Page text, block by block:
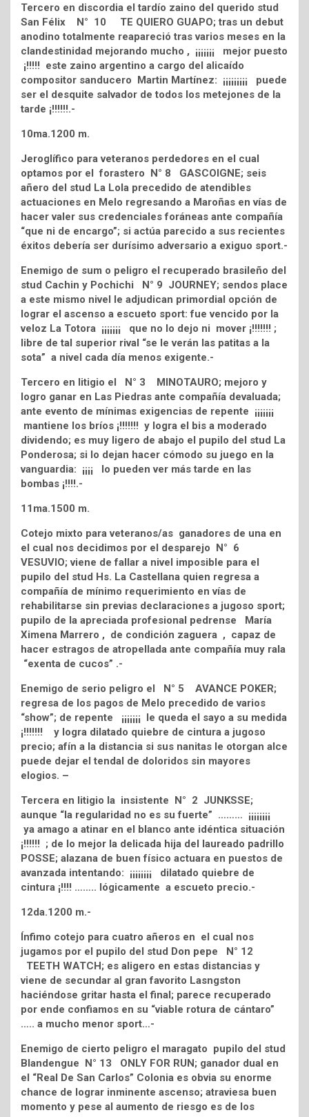
Tercero en discordia el tardío zaino del querido stud
San Félix N° 10 TE QUIERO GUAPO; tras un debut
anodino totalmente reapareció tras varios meses en la
clandestinidad mejorando mucho , ¡¡¡¡¡¡¡ mejor puesto
¡!!!!! este zaino argentino a cargo del alicaído
compositor sanducero Martin Martínez: ¡¡¡¡¡¡¡¡¡ puede
ser el desquite salvador de todos los metejones de la
tarde ¡!!!!!!.-
10ma.1200 m.
Jeroglífico para veteranos perdedores en el cual
optamos por el forastero N° 8 GASCOIGNE; seis
añero del stud La Lola precedido de atendibles
actuaciones en Melo regresando a Maroñas en vías de
hacer valer sus credenciales foráneas ante compañía
“que ni de encargo”; si actúa parecido a sus recientes
éxitos debería ser durísimo adversario a exiguo sport.-
Enemigo de sum o peligro el recuperado brasileño del
stud Cachin y Pochichi N° 9 JOURNEY; sendos place
a este mismo nivel le adjudican primordial opción de
lograr el ascenso a escueto sport: fue vencido por la
veloz La Totora ¡¡¡¡¡¡¡ que no lo dejo ni mover ¡!!!!!!! ;
libre de tal superior rival “se le verán las patitas a la
sota” a nivel cada día menos exigente.-
Tercero en litigio el N° 3 MINOTAURO; mejoro y
logro ganar en Las Piedras ante compañía devaluada;
ante evento de mínimas exigencias de repente ¡¡¡¡¡¡¡
mantiene los bríos ¡!!!!!!! y logra el bis a moderado
dividendo; es muy ligero de abajo el pupilo del stud La
Ponderosa; si lo dejan hacer cómodo su juego en la
vanguardia: ¡¡¡¡ lo pueden ver más tarde en las
bombas ¡!!!!.-
11ma.1500 m.
Cotejo mixto para veteranos/as ganadores de una en
el cual nos decidimos por el desparejo N° 6
VESUVIO; viene de fallar a nivel imposible para el
pupilo del stud Hs. La Castellana quien regresa a
compañía de mínimo requerimiento en vías de
rehabilitarse sin previas declaraciones a jugoso sport;
pupilo de la apreciada profesional pedrense María
Ximena Marrero , de condición zaguera , capaz de
hacer estragos de atropellada ante compañía muy rala
“exenta de cucos” .-
Enemigo de serio peligro el N° 5 AVANCE POKER;
regresa de los pagos de Melo precedido de varios
“show”; de repente ¡¡¡¡¡¡¡ le queda el sayo a su medida
¡!!!!!!! y logra dilatado quiebre de cintura a jugoso
precio; afín a la distancia si sus nanitas le otorgan alce
puede dejar el tendal de doloridos sin mayores
elogios. –
Tercera en litigio la insistente N° 2 JUNKSSE;
aunque “la regularidad no es su fuerte” ……… ¡¡¡¡¡¡¡¡
ya amago a atinar en el blanco ante idéntica situación
¡!!!!!! ; de lo mejor la delicada hija del laureado padrillo
POSSE; alazana de buen físico actuara en puestos de
avanzada intentando: ¡¡¡¡¡¡¡¡ dilatado quiebre de
cintura ¡!!!! …….. lógicamente a escueto precio.-
12da.1200 m.-
Ínfimo cotejo para cuatro añeros en el cual nos
jugamos por el pupilo del stud Don pepe N° 12
TEETH WATCH; es aligero en estas distancias y
viene de secundar al gran favorito Lasngston
haciéndose gritar hasta el final; parece recuperado
por ende confiamos en su “viable rotura de cántaro”
….. a mucho menor sport…-
Enemigo de cierto peligro el maragato pupilo del stud
Blandengue N° 13 ONLY FOR RUN; ganador dual en
el “Real De San Carlos” Colonia es obvia su enorme
chance de lograr inminente ascenso; atraviesa buen
momento y pese al aumento de riesgo es de los